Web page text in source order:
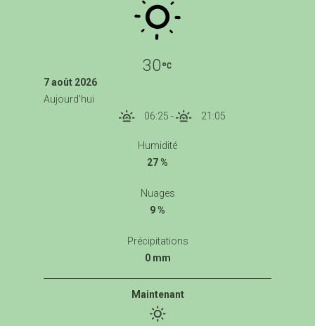
30
7 août 2026
Aujourd'hui
06:25 - 21:05
Humidité
27 %
Nuages
9 %
Précipitations
0 mm
Maintenant